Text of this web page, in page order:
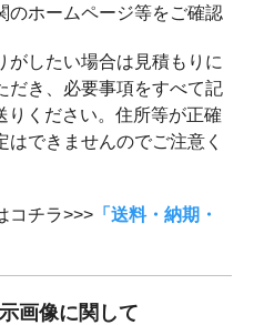
のホームページ等をご確認
がしたい場合は見積もりに
だき、必要事項をすべて記
りください。住所等が正確
できませんのでご注意く
コチラ>>> 「送料・納期・
画像に関して